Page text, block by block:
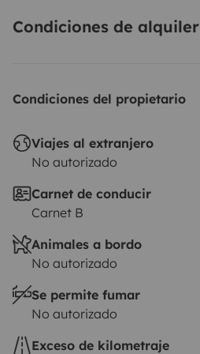
Condiciones de alquiler
Condiciones del propietario
Viajes al extranjero
No autorizado
Carnet de conducir
Carnet B
Animales a bordo
No autorizado
Se permite fumar
No autorizado
Exceso de kilometraje